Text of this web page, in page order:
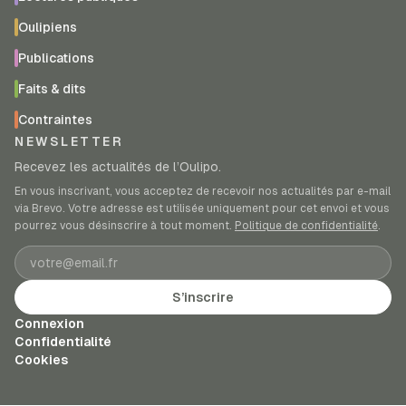
Oulipiens
Publications
Faits & dits
Contraintes
NEWSLETTER
Recevez les actualités de l’Oulipo.
En vous inscrivant, vous acceptez de recevoir nos actualités par e-mail
via Brevo. Votre adresse est utilisée uniquement pour cet envoi et vous
pourrez vous désinscrire à tout moment. Politique de confidentialité.
Adresse e-mail
S’inscrire
Connexion
Confidentialité
Cookies